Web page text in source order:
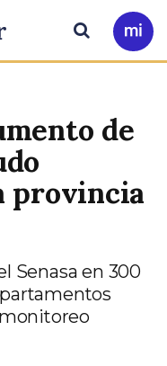
Ir
a
Buscar
de
provincia
Senasa en 300